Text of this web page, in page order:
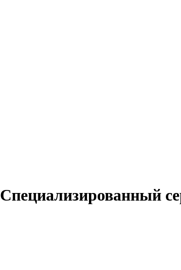
Специализированный